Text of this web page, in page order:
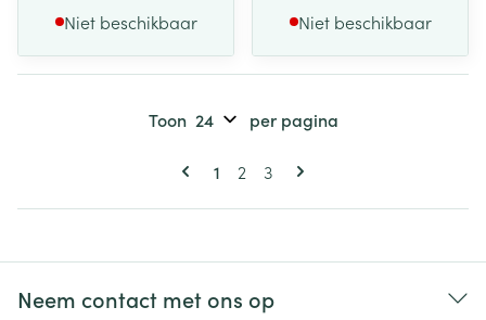
Niet beschikbaar Niet beschikbaar
Pagina's
U lees momenteel pagina
1 Pagina
2 Pagina
3
Toon per pagina
Neem contact met ons op